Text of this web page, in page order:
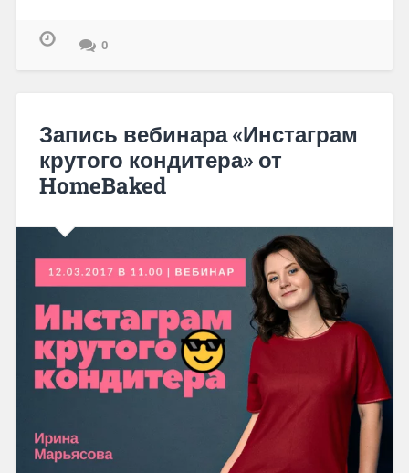
0
Запись вебинара «Инстаграм
крутого кондитера» от
HomeBaked